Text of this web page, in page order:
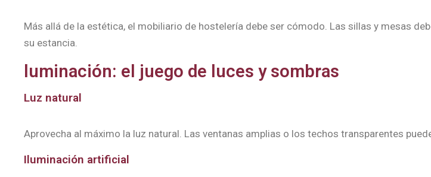
Más allá de la estética, el mobiliario de hostelería debe ser cómodo. Las sillas y mesas
su estancia.
luminación: el juego de luces y sombras
Luz natural
Aprovecha al máximo la luz natural. Las ventanas amplias o los techos transparentes
Iluminación artificial